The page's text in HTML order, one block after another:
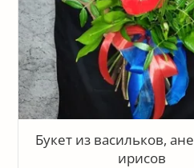
Букет из васильков,
ирисов